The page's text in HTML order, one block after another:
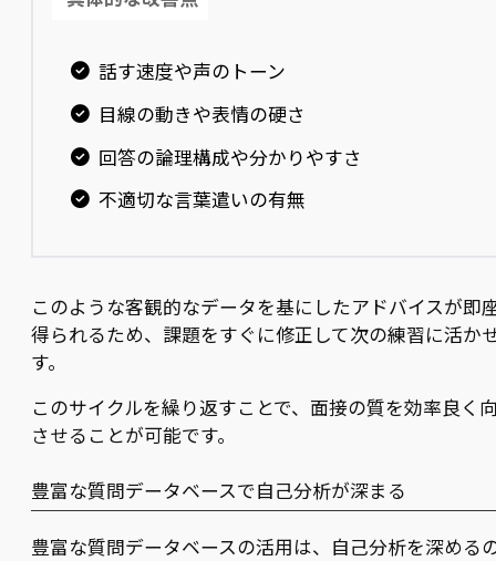
話す速度や声のトーン
目線の動きや表情の硬さ
回答の論理構成や分かりやすさ
不適切な言葉遣いの有無
このような客観的なデータを基にしたアドバイスが即
得られるため、課題をすぐに修正して次の練習に活か
す。
このサイクルを繰り返すことで、面接の質を効率良く
させることが可能です。
豊富な質問データベースで自己分析が深まる
豊富な質問データベースの活用は、自己分析を深める